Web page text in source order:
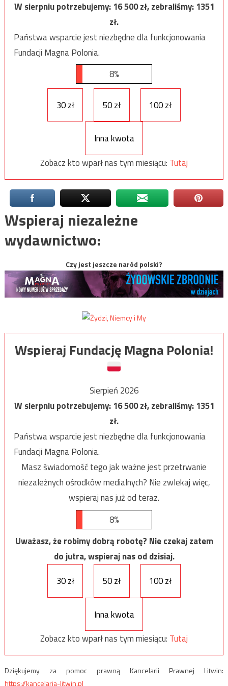
W sierpniu potrzebujemy:16 500zł, zebraliśmy:1351
zł.
Państwa wsparcie jest niezbędne dla funkcjonowania
Fundacji Magna Polonia.
8%
30 zł 50 zł 100 zł
Inna kwota
Zobacz kto wparł nas tym miesiącu: Tutaj
Wspieraj niezależne
wydawnictwo:
Czy jest jeszcze naród polski?
Wspieraj Fundację Magna Polonia!
Sierpień 2026
W sierpniu potrzebujemy:16 500zł, zebraliśmy:1351
zł.
Państwa wsparcie jest niezbędne dla funkcjonowania
Fundacji Magna Polonia.
Masz świadomość tego jak ważne jest przetrwanie
niezależnych ośrodków medialnych? Nie zwlekaj więc,
wspieraj nas już od teraz.
8%
Uważasz, że robimy dobrą robotę? Nie czekaj zatem
do jutra, wspieraj nas od dzisiaj.
30 zł
50 zł 100 zł
Inna kwota
Zobacz kto wparł nas tym miesiącu: Tutaj
Dziękujemy za pomoc prawną Kancelarii Prawnej Litwin:
https://kancelaria-litwin.pl